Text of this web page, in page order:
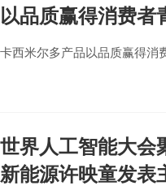
以品质赢得消费者
卡西米尔多产品以品质赢得消
世界人工智能大会
新能源许映童发表